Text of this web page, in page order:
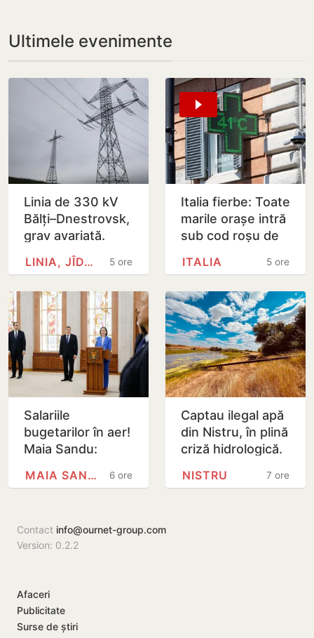
Ultimele evenimente
Linia de 330 kV
Bălți–Dnestrovsk,
grav avariată.
Restabilirea ar
putea dura peste
5 ore
LINIA, JÎDACIV
Italia fierbe: Toate
marile orașe intră
sub cod roșu de
5 ore
ITALIA
Salariile
bugetarilor în aer!
Maia Sandu:
septembrie ar
6 ore
MAIA SANDU
Captau ilegal apă
din Nistru, în plină
criză hidrologică.
Criuleni, amendați
7 ore
NISTRU
Contact info@ournet-group.com
Version: 0.2.2
Afaceri
Publicitate
Surse de știri